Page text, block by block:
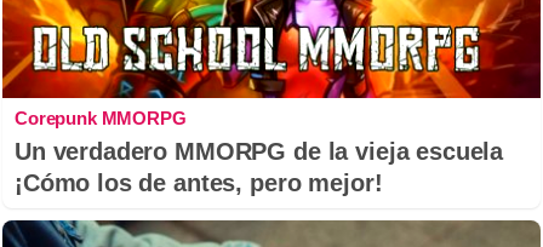
Corepunk MMORPG
Un verdadero MMORPG de la vieja escuela
¡Cómo los de antes, pero mejor!